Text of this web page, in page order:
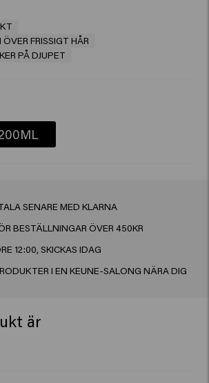
FRISSIGT HÅR
PÅ DJUPET
SENARE MED KLARNA
BESTÄLLNINGAR ÖVER 450KR
12:00, SKICKAS IDAG
I EN KEUNE-SALONG NÄRA DIG
är